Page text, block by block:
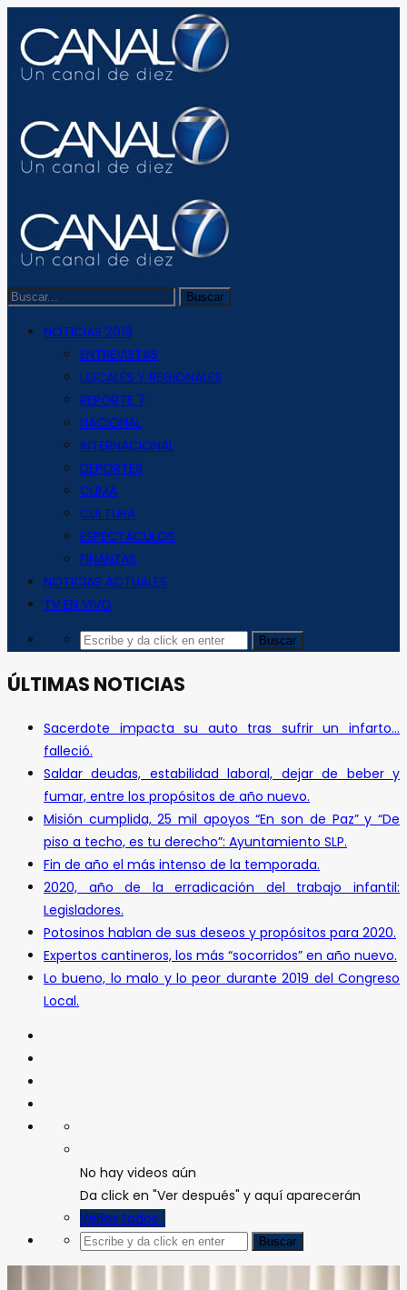
NOTICIAS 2019
ENTREVISTAS
LOCALES Y REGIONALES
REPORTE 7
NACIONAL
INTERNACIONAL
DEPORTES
CLIMA
CULTURA
ESPECTACULOS
FINANZAS
NOTICIAS ACTUALES
TV EN VIVO
ÚLTIMAS NOTICIAS
Sacerdote impacta su auto tras sufrir un infarto…
falleció.
Saldar deudas, estabilidad laboral, dejar de beber y
fumar, entre los propósitos de año nuevo.
Misión cumplida, 25 mil apoyos “En son de Paz” y “De
piso a techo, es tu derecho”: Ayuntamiento SLP.
Fin de año el más intenso de la temporada.
2020, año de la erradicación del trabajo infantil:
Legisladores.
Potosinos hablan de sus deseos y propósitos para 2020.
Expertos cantineros, los más “socorridos” en año nuevo.
Lo bueno, lo malo y lo peor durante 2019 del Congreso
Local.
No hay videos aún
Da click en "Ver después" y aquí aparecerán
Verlos todos